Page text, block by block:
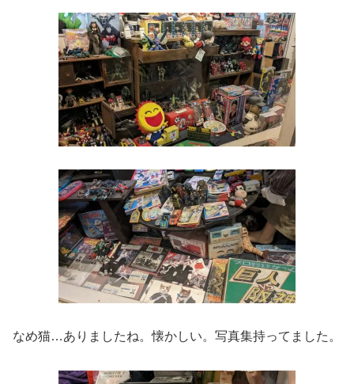
なめ猫…ありましたね。懐かしい。写真集持ってました。